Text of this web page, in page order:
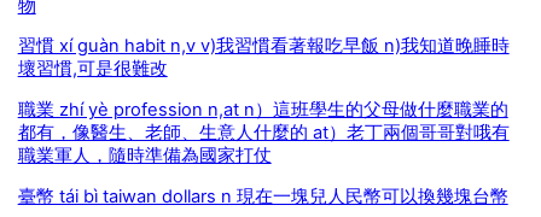
物
習慣 xí guàn habit n,v v)我習慣看著報吃早飯 n)我知道晚睡時
壞習慣,可是很難改
職業 zhí yè profession n,at n）這班學生的父母做什麼職業的
都有，像醫生、老師、生意人什麼的 at）老丁兩個哥哥對哦有
職業軍人，隨時準備為國家打仗
臺幣 tái bì taiwan dollars n 現在一塊兒人民幣可以換幾塊台幣